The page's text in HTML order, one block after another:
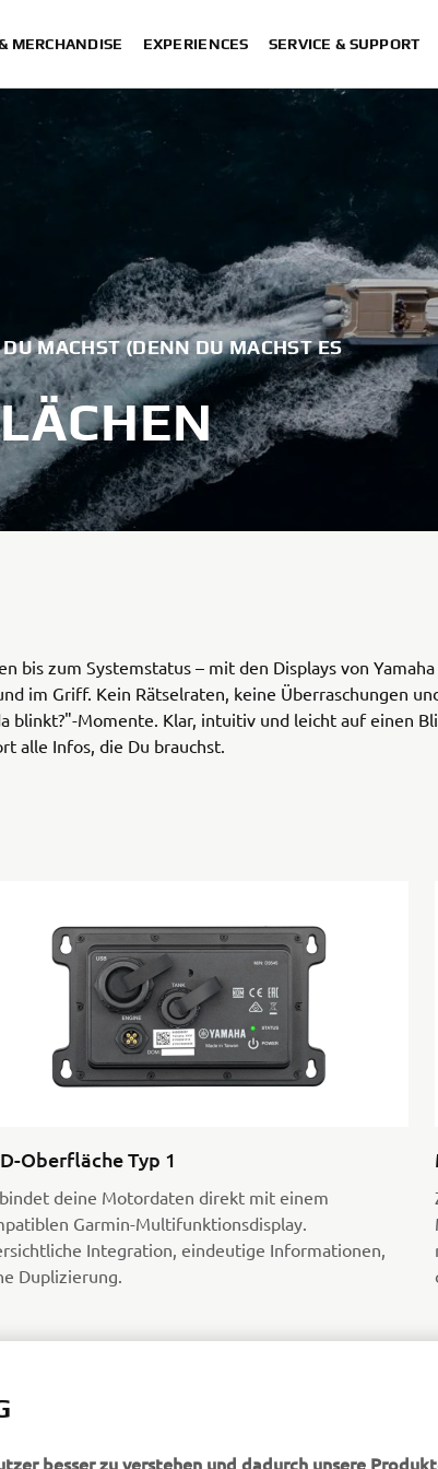
MERCHANDISE EXPERIENCES SERVICE & SUPPORT
MACHST (DENN DU MACHST ES G
bis zum Systemstatus – mit den Displays von Yamaha
im Griff. Kein Rätselraten, keine Überraschungen
blinkt?"-Momente. Klar, intuitiv und leicht auf einen
alle Infos, die Du brauchst.
Oberfläche Typ 1
deine Motordaten direkt mit einem
Garmin-Multifunktionsdisplay.
Integration, eindeutige Informationen,
Duplizierung.
FINDE DEN NÄCHSTGELEGENEN PARTNER